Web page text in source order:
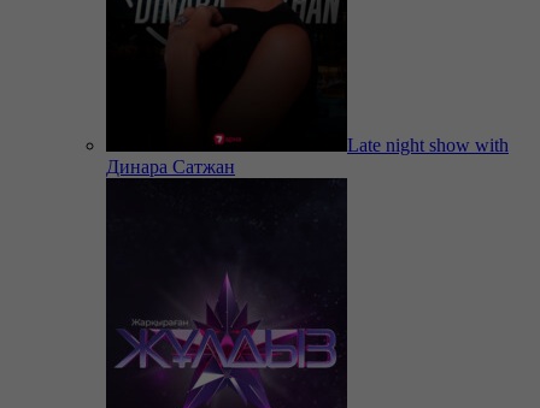
Late night show with
Динара Сатжан